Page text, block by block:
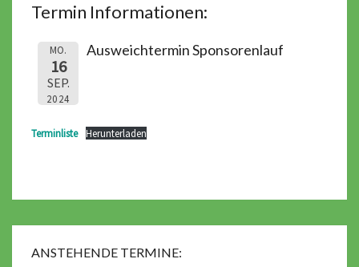
Termin Informationen:
MO.
16
SEP.
2024
Ausweichtermin Sponsorenlauf
Terminliste Herunterladen
ANSTEHENDE TERMINE: